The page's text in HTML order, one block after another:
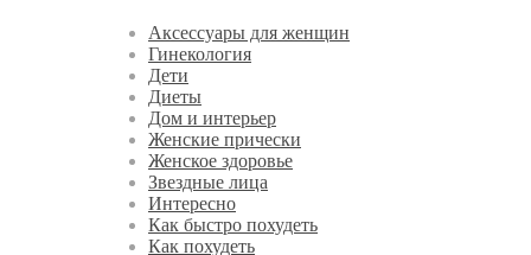
Аксессуары для женщин
Гинекология
Дети
Диеты
Дом и интерьер
Женские прически
Женское здоровье
Звездные лица
Интересно
Как быстро похудеть
Как похудеть